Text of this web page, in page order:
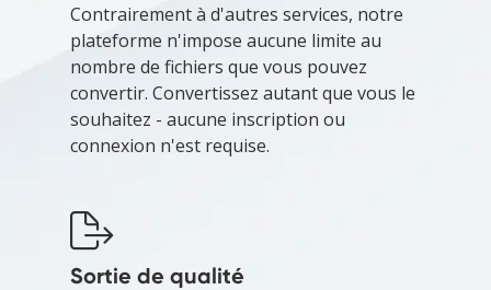
Contrairement à d'autres services, notre
plateforme n'impose aucune limite au
nombre de fichiers que vous pouvez
convertir. Convertissez autant que vous le
souhaitez - aucune inscription ou
connexion n'est requise.
Sortie de qualité